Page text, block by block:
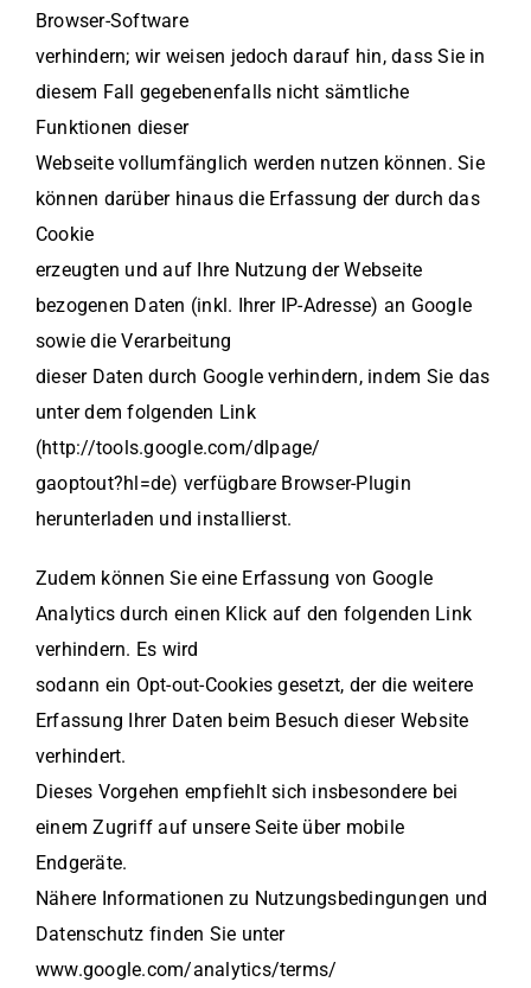
Browser-Software
verhindern; wir weisen jedoch darauf hin, dass Sie in
diesem Fall gegebenenfalls nicht sämtliche
Funktionen dieser
Webseite vollumfänglich werden nutzen können. Sie
können darüber hinaus die Erfassung der durch das
Cookie
erzeugten und auf Ihre Nutzung der Webseite
bezogenen Daten (inkl. Ihrer IP-Adresse) an Google
sowie die Verarbeitung
dieser Daten durch Google verhindern, indem Sie das
unter dem folgenden Link
(http://tools.google.com/dlpage/
gaoptout?hl=de) verfügbare Browser-Plugin
herunterladen und installierst.
Zudem können Sie eine Erfassung von Google
Analytics durch einen Klick auf den folgenden Link
verhindern. Es wird
sodann ein Opt-out-Cookies gesetzt, der die weitere
Erfassung Ihrer Daten beim Besuch dieser Website
verhindert.
Dieses Vorgehen empfiehlt sich insbesondere bei
einem Zugriff auf unsere Seite über mobile
Endgeräte.
Nähere Informationen zu Nutzungsbedingungen und
Datenschutz finden Sie unter
www.google.com/analytics/terms/